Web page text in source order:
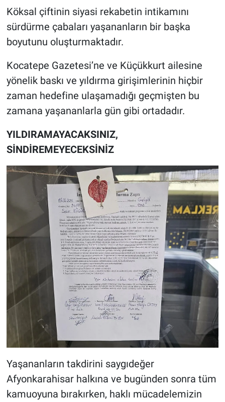
Köksal çiftinin siyasi rekabetin intikamını
sürdürme çabaları yaşananların bir başka
boyutunu oluşturmaktadır.
Kocatepe Gazetesi’ne ve Küçükkurt ailesine
yönelik baskı ve yıldırma girişimlerinin hiçbir
zaman hedefine ulaşamadığı geçmişten bu
zamana yaşananlarla gün gibi ortadadır.
YILDIRAMAYACAKSINIZ,
SİNDİREMEYECEKSİNİZ
Yaşananların takdirini saygıdeğer
Afyonkarahisar halkına ve bugünden sonra tüm
kamuoyuna bırakırken, haklı mücadelemizin